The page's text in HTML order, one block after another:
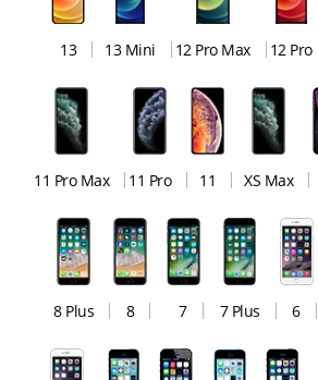
13 13 Mini 12 Pro Max 12 Pro
11 Pro Max 11 Pro 11 XS Max
8 Plus 8 7 7 Plus 6